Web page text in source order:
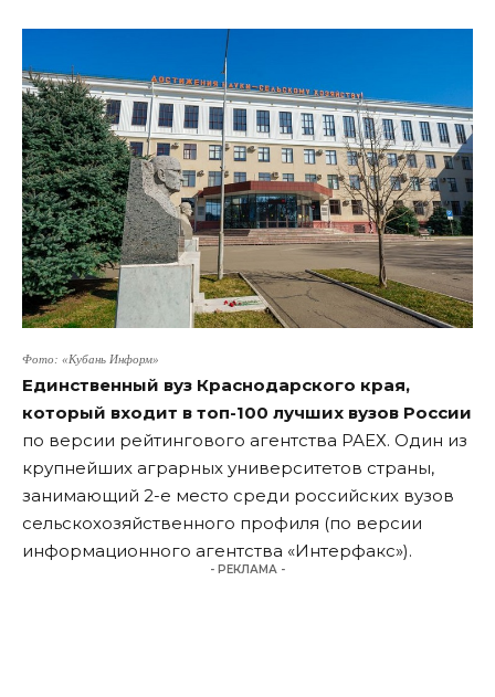
Фото: «Кубань Информ»
Единственный вуз Краснодарского края,
который входит в топ-100 лучших вузов России
по версии рейтингового агентства РАЕХ. Один из
крупнейших аграрных университетов страны,
занимающий 2-е место среди российских вузов
сельскохозяйственного профиля (по версии
информационного агентства «Интерфакс»).
- РЕКЛАМА -